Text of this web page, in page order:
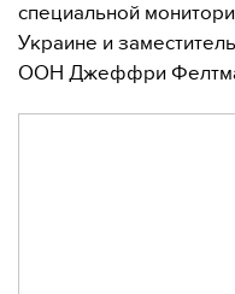
специальной
Украине и
ООН Джеффри